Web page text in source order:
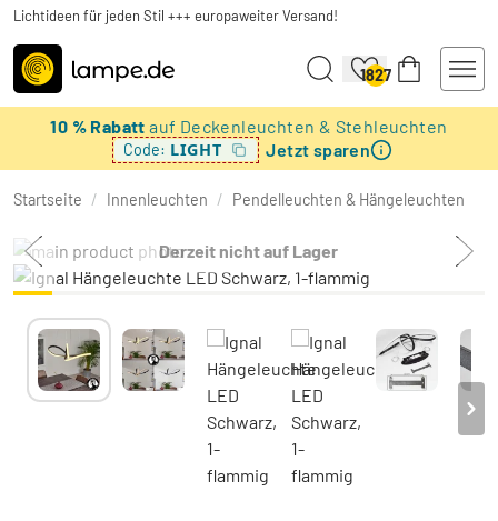
Lichtideen für jeden Stil +++ europaweiter Versand!
1827
10 % Rabattauf Deckenleuchten & Stehleuchten
Code: LIGHT Jetzt sparen
Startseite / Innenleuchten / Pendelleuchten & Hängeleuchten
Derzeit nicht auf Lager